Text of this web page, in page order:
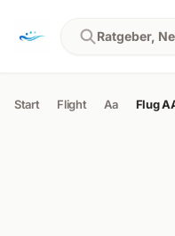
Ratgeber,
Start Flight Aa Flug